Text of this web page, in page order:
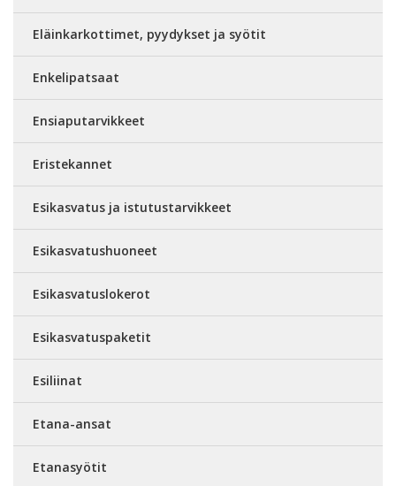
Eläinkarkottimet, pyydykset ja syötit
Enkelipatsaat
Ensiaputarvikkeet
Eristekannet
Esikasvatus ja istutustarvikkeet
Esikasvatushuoneet
Esikasvatuslokerot
Esikasvatuspaketit
Esiliinat
Etana-ansat
Etanasyötit